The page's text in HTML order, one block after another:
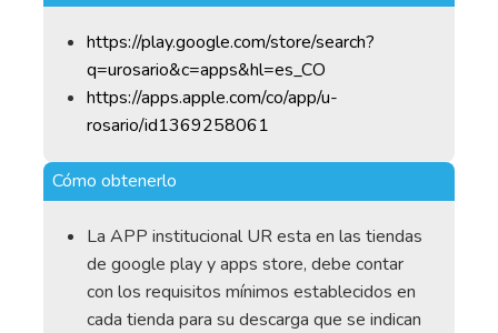
https://play.google.com/store/search?
q=urosario&c=apps&hl=es_CO
https://apps.apple.com/co/app/u-
rosario/id1369258061
Cómo obtenerlo
La APP institucional UR esta en las tiendas
de google play y apps store, debe contar
con los requisitos mínimos establecidos en
cada tienda para su descarga que se indican